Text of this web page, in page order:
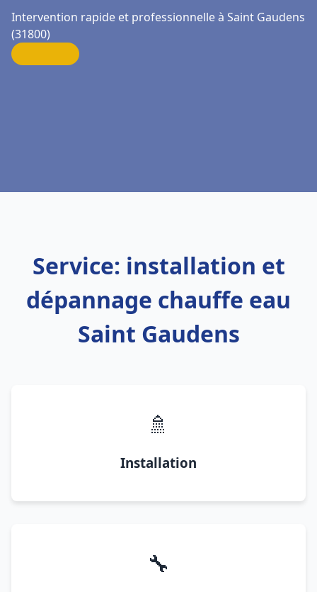
Intervention rapide et professionnelle à Saint Gaudens
(31800)
Service: installation et
dépannage chauffe eau
Saint Gaudens
🚿
Installation
🔧